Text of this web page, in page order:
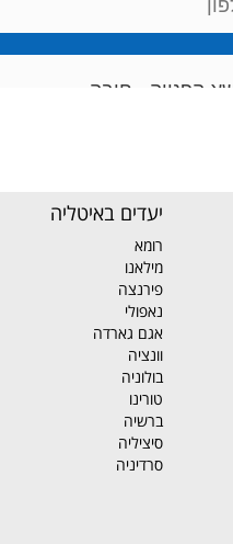
יעדים באיטליה
רומא
מילאנו
פירנצה
נאפולי
אגם גארדה
וונציה
בולוניה
טורינו
ברשיה
סיציליה
סרדיניה